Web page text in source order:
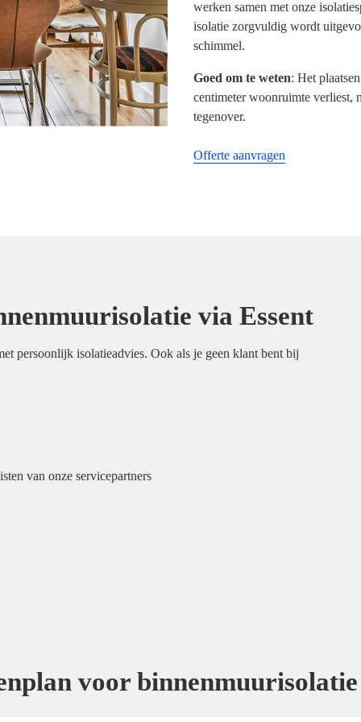
werken samen met onze
isolatie zorgvuldig wordt
schimmel.
Goed om te weten: Het
centimeter woonruimte verliest,
tegenover.
Offerte aanvragen
via Essent
persoonlijk isolatieadvies. Ook als je geen klant bent bij
van onze servicepartners
voor binnenmuurisolatie